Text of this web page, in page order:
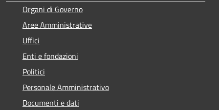
Organi di Governo
Aree Amministrative
Uffici
Enti e fondazioni
Politici
Personale Amministrativo
Documenti e dati